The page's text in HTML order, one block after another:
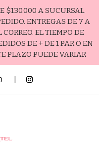
$130.000 A SUCURSAL.
ENTREGAS DE 7 A
EL TIEMPO DE
DE + DE 1 PAR O EN
PLAZO PUEDE VARIAR